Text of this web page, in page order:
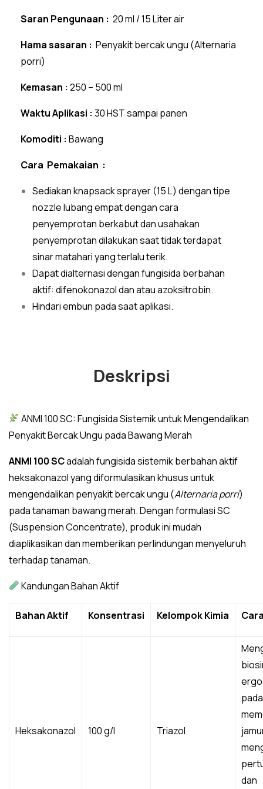
Saran Pengunaan : 20 ml / 15 Liter air
Hama sasaran : Penyakit bercak ungu (Alternaria
porri)
Kemasan : 250 – 500 ml
Waktu Aplikasi : 30 HST sampai panen
Komoditi : Bawang
Cara Pemakaian :
Sediakan knapsack sprayer (15 L) dengan tipe
nozzle lubang empat dengan cara
penyemprotan berkabut dan usahakan
penyemprotan dilakukan saat tidak terdapat
sinar matahari yang terlalu terik.
Dapat dialternasi dengan fungisida berbahan
aktif: difenokonazol dan atau azoksitrobin.
Hindari embun pada saat aplikasi.
Deskripsi
ANMI 100 SC: Fungisida Sistemik untuk Mengendalikan
Penyakit Bercak Ungu pada Bawang Merah
ANMI 100 SCadalah fungisida sistemik berbahan aktif
heksakonazol yang diformulasikan khusus untuk
mengendalikan penyakit bercak ungu (Alternaria porri)
pada tanaman bawang merah. Dengan formulasi SC
(Suspension Concentrate), produk ini mudah
diaplikasikan dan memberikan perlindungan menyeluruh
terhadap tanaman.
Kandungan Bahan Aktif
Bahan Aktif Konsentrasi Kelompok Kimia
Heksakonazol 100 g/l Triazol
pada
dan